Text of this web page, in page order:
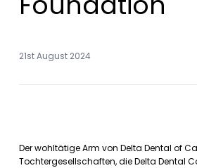
21st August 2024
Der wohltätige Arm von Delta Dental of
Tochtergesellschaften, die Delta Dental